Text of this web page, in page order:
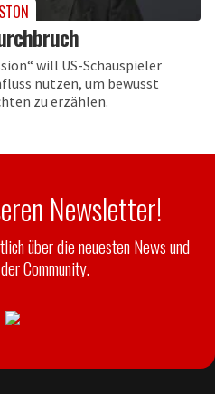
will US-Schauspieler
nutzen, um bewusst
zu erzählen.
Newsletter!
über die neuesten News und
Community.